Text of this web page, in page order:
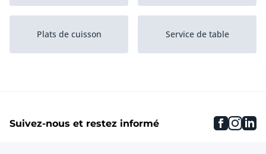
Plats de cuisson Service de table
Suivez-nous et restez informé